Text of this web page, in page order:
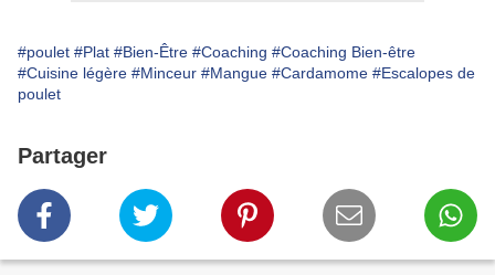
#poulet #Plat #Bien-Être #Coaching #Coaching Bien-être
#Cuisine légère #Minceur #Mangue #Cardamome #Escalopes de
poulet
Partager